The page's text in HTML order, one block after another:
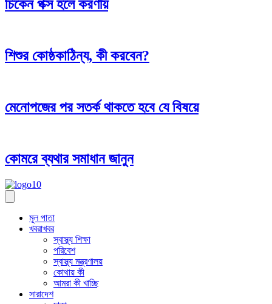
চিকেন পক্স হলে করণীয়
শিশুর কোষ্ঠকাঠিন্য, কী করবেন?
মেনোপজের পর সতর্ক থাকতে হবে যে বিষয়ে
কোমরে ব্যথার সমাধান জানুন
মূল পাতা
খবরাখবর
স্বাস্থ্য শিক্ষা
পরিবেশ
স্বাস্থ্য মন্ত্রণালয়
কোথায় কী
আমরা কী খাচ্ছি
সারাদেশ